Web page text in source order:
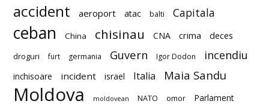
accident aeroport atac balti Capitala
ceban China chisinau CNA crima deces
droguri furt germania Guvern Igor Dodon incendiu
inchisoare incident israel Italia Maia Sandu
Moldova moldovean NATO omor Parlament